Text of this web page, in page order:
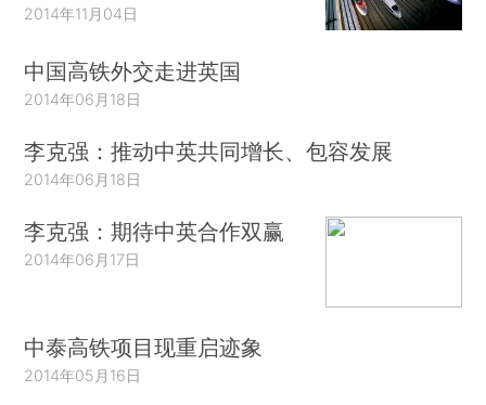
2014年11月04日
中国高铁外交走进英国
2014年06月18日
李克强：推动中英共同增长、包容发展
2014年06月18日
李克强：期待中英合作双赢
2014年06月17日
中泰高铁项目现重启迹象
2014年05月16日